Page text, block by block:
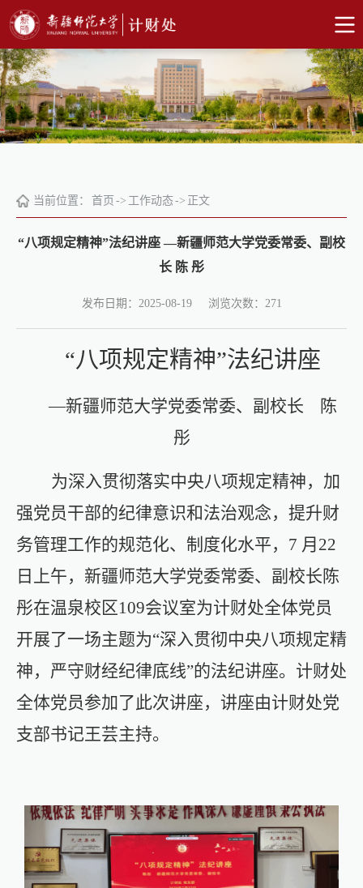
当前位置： 首页 -> 工作动态-> 正文
“八项规定精神”法纪讲座​ —新疆师范大学党委常委、副校
长 陈 彤
发布日期：2025-08-19 浏览次数： 271
“八项规定精神”法纪讲座
—新疆师范大学党委常委、副校长
陈
彤
为深入贯彻落实中央八项规定精神，加
强党员干部的纪律意识和法治观念，提升财
务管理工作的规范化、制度化水平， 7 月 22
日
上午，新疆师范大学党委常委、副校长陈
彤在温泉校区 109会议室为计财处全体党员
开展了一场主题为“深入贯彻中央八项规定精
神，严守财经纪律底线”的法纪讲座。计财处
全体党员参加了此次讲座，讲座由计财处党
支部书记王芸主持。